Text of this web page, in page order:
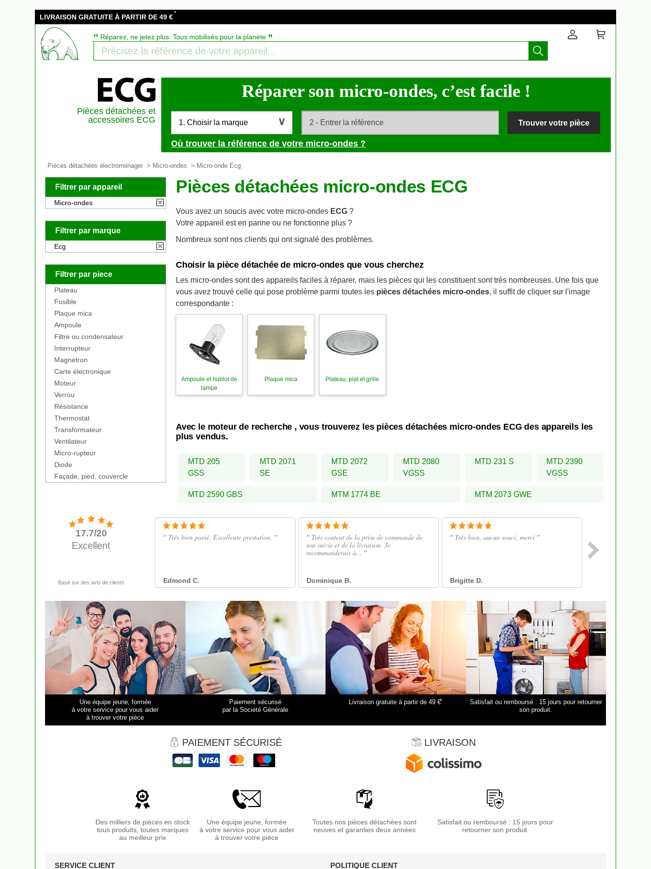
LIVRAISON GRATUITE À PARTIR DE 49 €*
‟ Réparez, ne jetez plus. Tous mobilisés pour la planète ”
Pièces détachées et
accessoires ECG
Réparer son micro-ondes, c’est facile !
1. Choisir la marque Trouver votre pièce
Où trouver la référence de votre micro-ondes ?
Pièces détachées électroménager > Micro-ondes > Micro-onde Ecg
Filtrer par appareil
Micro-ondes
Filtrer par marque
Ecg
Filtrer par piece
Plateau
Fusible
Plaque mica
Ampoule
Filtre ou condensateur
Interrupteur
Magnétron
Carte électronique
Moteur
Verrou
Résistance
Thermostat
Transformateur
Ventilateur
Micro-rupteur
Diode
Façade, pied, couvercle
Pièces détachées micro-ondes ECG
Vous avez un soucis avec votre micro-ondes ECG ?
Votre appareil est en panne ou ne fonctionne plus ?
Nombreux sont nos clients qui ont signalé des problèmes.
Choisir la pièce détachée de micro-ondes que vous cherchez
Les micro-ondes sont des appareils faciles à réparer, mais les pièces qui les constituent sont très nombreuses. Une fois que
vous avez trouvé celle qui pose problème parmi toutes les pièces détachées micro-ondes, il suffit de cliquer sur l'image
correspondante :
Ampoule et hublot de
lampe
Plaque mica Plateau, plat et grille
Avec le moteur de recherche , vous trouverez les pièces détachées micro-ondes ECG des appareils les
plus vendus.
MTD 205
GSS
MTD 2071
SE
MTD 2072
GSE
MTD 2080
VGSS
MTD 231 S
MTD 2390
VGSS
MTD 2590 GBS MTM 1774 BE MTM 2073 GWE
Une équipe jeune, formée
à votre service pour vous aider
à trouver votre pièce
Paiement sécurisé
par la Société Générale
Livraison gratuite à partir de 49 €*
Satisfait ou remboursé : 15 jours pour retourner
son produit.
PAIEMENT SÉCURISÉ LIVRAISON
Des milliers de pièces en stock
tous produits, toutes marques
au meilleur prix
Une équipe jeune, formée
à votre service pour vous aider
à trouver votre pièce
Toutes nos pièces détachées sont
neuves et garanties deux années
Satisfait ou remboursé : 15 jours pour
retourner son produit.
SERVICE CLIENT POLITIQUE CLIENT